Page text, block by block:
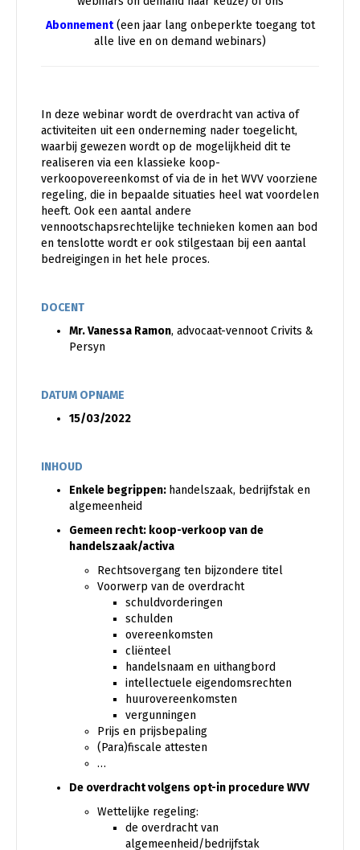
Abonnement(een jaar lang onbeperkte toegang tot
alle live en on demand webinars)
In deze webinar wordt de overdracht van activa of
activiteiten uit een onderneming nader toegelicht,
waarbij gewezen wordt op de mogelijkheid dit te
realiseren via een klassieke koop-
verkoopovereenkomst of via de in het WVV voorziene
regeling, die in bepaalde situaties heel wat voordelen
heeft. Ook een aantal andere
vennootschapsrechtelijke technieken komen aan bod
en tenslotte wordt er ook stilgestaan bij een aantal
bedreigingen in het hele proces.
DOCENT
Mr. Vanessa Ramon, advocaat-vennoot Crivits &
Persyn
DATUM OPNAME
15/03/2022
INHOUD
Enkele begrippen: handelszaak, bedrijfstak en
algemeenheid
Gemeen recht: koop-verkoop van de
handelszaak/activa
Rechtsovergang ten bijzondere titel
Voorwerp van de overdracht
schuldvorderingen
schulden
overeenkomsten
cliënteel
handelsnaam en uithangbord
intellectuele eigendomsrechten
huurovereenkomsten
vergunningen
Prijs en prijsbepaling
(Para)fiscale attesten
…
De overdracht volgens opt-in procedure WVV
Wettelijke regeling:
de overdracht van
algemeenheid/bedrijfstak